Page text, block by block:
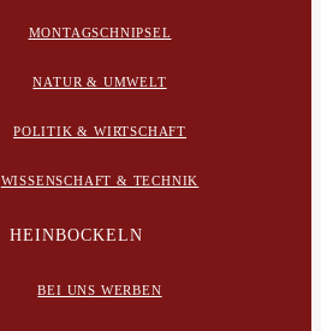
MONTAGSCHNIPSEL
NATUR & UMWELT
POLITIK & WIRTSCHAFT
WISSENSCHAFT & TECHNIK
HEINBOCKELN
BEI UNS WERBEN